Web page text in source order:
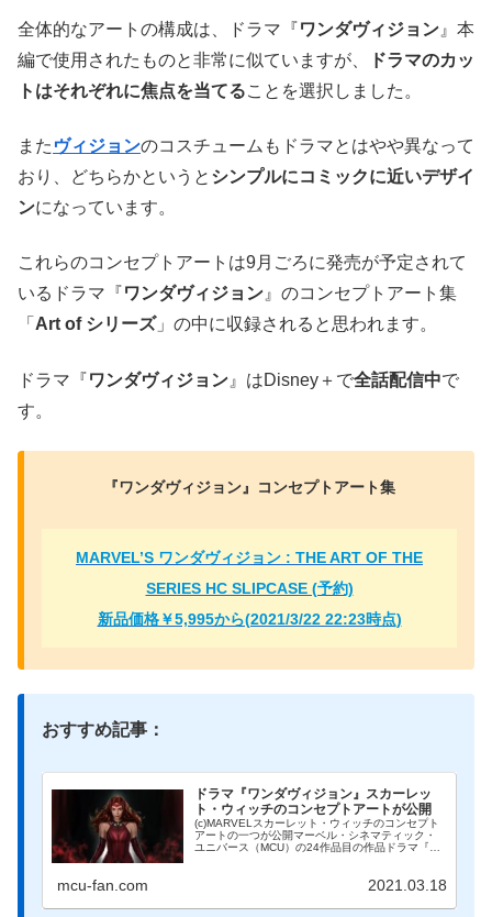
全体的なアートの構成は、ドラマ『ワンダヴィジョン 』本
編で使用されたものと非常に似ていますが、
ドラマのカッ
トはそれぞれに焦点を当てることを選択しました。
また ヴィジョンのコスチュームもドラマとはやや異なって
おり、どちらかというと シンプルにコミックに近いデザイ
ンになっています。
これらのコンセプトアートは9月ごろに発売が予定されて
いるドラマ『 ワンダヴィジョン』のコンセプトアート集
「 Art of シリーズ 」の中に収録されると思われます。
ドラマ『ワンダヴィジョン 』はDisney＋で全話配信中で
す。
『ワンダヴィジョン』コンセプトアート集
MARVEL’S ワンダヴィジョン : THE ART OF THE
SERIES HC SLIPCASE (予約)
新品価格￥5,995から(2021/3/22 22:23時点)
おすすめ記事：
ドラマ『ワンダヴィジョン』スカーレッ
ト・ウィッチのコンセプトアートが公開
(c)MARVELスカーレット・ウィッチのコンセプト
アートの一つが公開マーベル・シネマティック・
ユニバース（MCU）の24作品目の作品ドラマ『ワ
mcu-fan.com 2021.03.18